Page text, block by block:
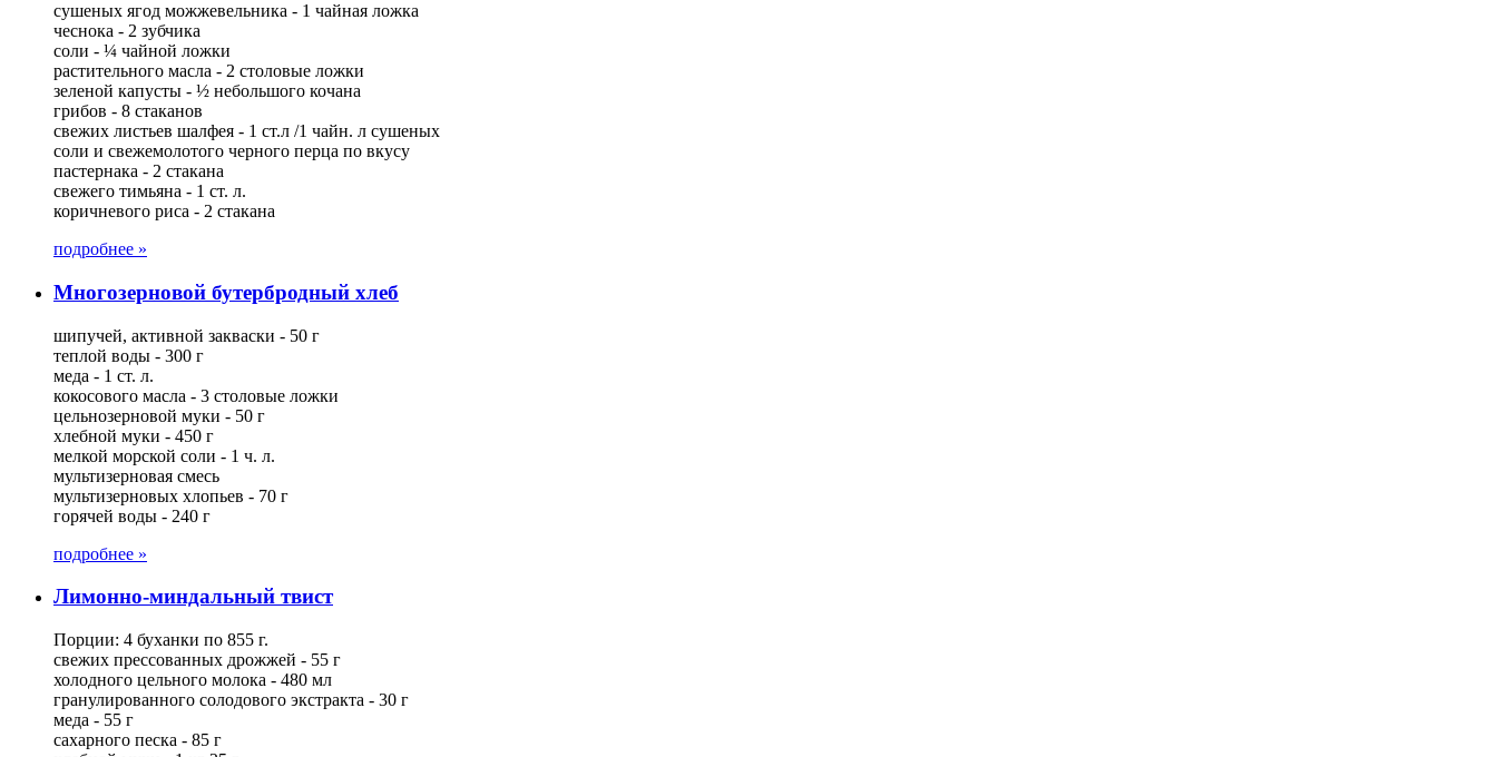
сушеных ягод можжевельника - 1 чайная ложка
чеснока - 2 зубчика
соли - ¼ чайной ложки
растительного масла - 2 столовые ложки
зеленой капусты - ½ небольшого кочана
грибов - 8 стаканов
свежих листьев шалфея - 1 ст.л /1 чайн. л сушеных
соли и свежемолотого черного перца по вкусу
пастернака - 2 стакана
свежего тимьяна - 1 ст. л.
коричневого риса - 2 стакана
подробнее »
Многозерновой бутербродный хлеб
шипучей, активной закваски - 50 г
теплой воды - 300 г
меда - 1 ст. л.
кокосового масла - 3 столовые ложки
цельнозерновой муки - 50 г
хлебной муки - 450 г
мелкой морской соли - 1 ч. л.
мультизерновая смесь
мультизерновых хлопьев - 70 г
горячей воды - 240 г
подробнее »
Лимонно-миндальный твист
Порции: 4 буханки по 855 г.
свежих прессованных дрожжей - 55 г
холодного цельного молока - 480 мл
гранулированного солодового экстракта - 30 г
меда - 55 г
сахарного песка - 85 г